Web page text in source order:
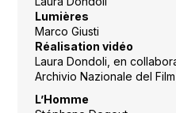
Lumières
Marco Giusti
Réalisation vidéo
Laura Dondoli, en
Archivio Nazionale del
L’Homme